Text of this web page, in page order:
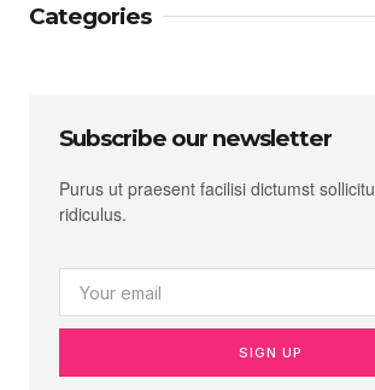
Categories
Subscribe our newsletter
Purus ut praesent facilisi dictumst
ridiculus.
SIGN UP